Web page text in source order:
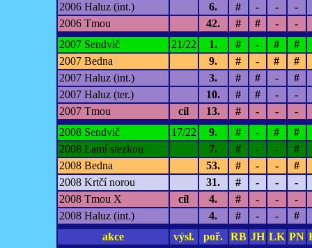
2006 Haluz (int.)
6. # - -
-
2006 Tmou
42. # # -
-
2007 Sendvič
21/22 1. # - #
#
2007 Bedna
9. # - #
#
2007 Haluz (int.)
3. # # -
#
2007 Haluz (ter.)
10. # # -
-
2007 Tmou
cíl 13. # - -
-
2008 Sendvič
17/22 9. # - #
#
2008 Lamí stezkou
7. # - -
#
2008 Bedna
53. # - -
#
2008 Krtčí norou
31. # - -
-
2008 Tmou X
cíl 4. # - -
-
2008 Haluz (int.)
4. # - -
#
akce
výsl. poř. RB JH LK PN